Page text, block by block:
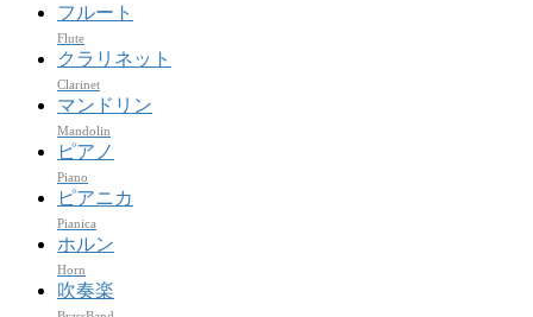
フルート
Flute
クラリネット
Clarinet
マンドリン
Mandolin
ピアノ
Piano
ピアニカ
Pianica
ホルン
Horn
吹奏楽